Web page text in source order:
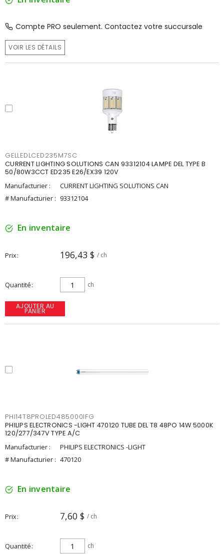
Compte PRO seulement. Contactez votre succursale
VOIR LES DÉTAILS
GELLEDLCED235M7SC
CURRENT LIGHTING SOLUTIONS CAN 93312104 LAMPE DEL TYPE B
50/80W3CCT ED235 E26/EX39 120V
Manufacturier :
CURRENT LIGHTING SOLUTIONS CAN
# Manufacturier : 93312104
En inventaire
Prix 196,43 $ / ch
Quantité ch
AJOUTER AU
PANIER
PHI14T8PROLED485000IFG
PHILIPS ELECTRONICS -LIGHT 470120 TUBE DEL T8 48PO 14W 5000K
120/277/347V TYPE A/C
Manufacturier :
PHILIPS ELECTRONICS -LIGHT
# Manufacturier : 470120
En inventaire
Prix 7,60 $ / ch
Quantité ch